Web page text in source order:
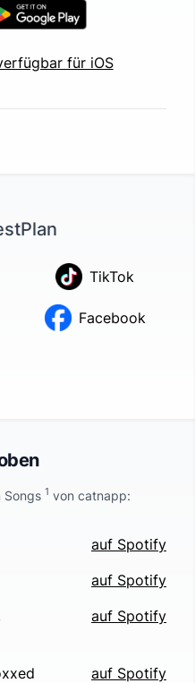
für iOS
TikTok
Facebook
Songs 1 von catnapp:
auf Spotify
auf Spotify
auf Spotify
auf Spotify